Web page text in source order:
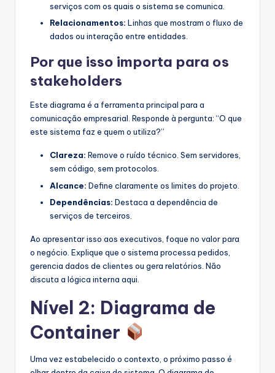
serviços com os quais o sistema se comunica.
Relacionamentos: Linhas que mostram o fluxo de
dados ou interação entre entidades.
Por que isso importa para os
stakeholders
Este diagrama é a ferramenta principal para a
comunicação empresarial. Responde à pergunta: “O que
este sistema faz e quem o utiliza?”
Clareza: Remove o ruído técnico. Sem servidores,
sem código, sem protocolos.
Alcance: Define claramente os limites do projeto.
Dependências: Destaca a dependência de
serviços de terceiros.
Ao apresentar isso aos executivos, foque no valor para
o negócio. Explique que o sistema processa pedidos,
gerencia dados de clientes ou gera relatórios. Não
discuta a lógica interna aqui.
Nível 2: Diagrama de
Container
Uma vez estabelecido o contexto, o próximo passo é